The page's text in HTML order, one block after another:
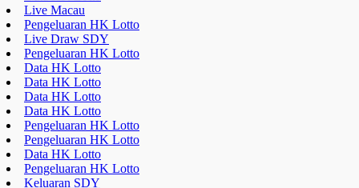
Live Macau
Pengeluaran HK Lotto
Live Draw SDY
Pengeluaran HK Lotto
Data HK Lotto
Data HK Lotto
Data HK Lotto
Data HK Lotto
Pengeluaran HK Lotto
Pengeluaran HK Lotto
Data HK Lotto
Pengeluaran HK Lotto
Keluaran SDY